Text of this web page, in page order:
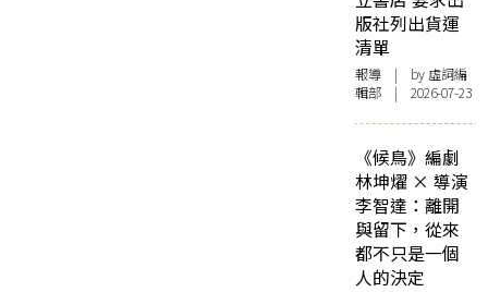
版社列出貨運
清單
報導 | by 虛詞編
輯部 | 2026-07-23
《候鳥》編劇
林坤燿 × 導演
李智達：離開
與留下，從來
都不只是一個
人的決定